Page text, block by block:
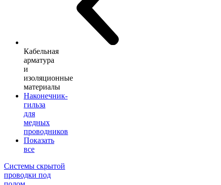
Кабельная
арматура
и
изоляционные
материалы
Наконечник-
гильза
для
медных
проводников
Показать
все
Системы скрытой
проводки под